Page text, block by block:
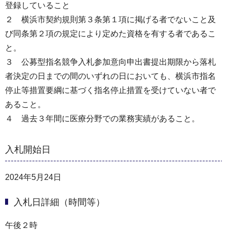
登録していること
２ 横浜市契約規則第３条第１項に掲げる者でないこと及
び同条第２項の規定により定めた資格を有する者であるこ
と。
３ 公募型指名競争入札参加意向申出書提出期限から落札
者決定の日までの間のいずれの日においても、横浜市指名
停止等措置要綱に基づく指名停止措置を受けていない者で
あること。
４ 過去３年間に医療分野での業務実績があること。
入札開始日
2024年5月24日
入札日詳細（時間等）
午後２時